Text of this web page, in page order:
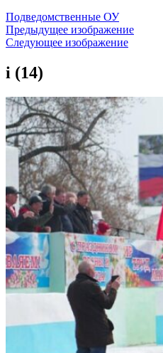
Подведомственные ОУ
Предыдущее изображение
Следующее изображение
i (14)